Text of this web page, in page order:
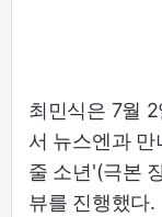
최민식은 7월
서 뉴스엔과
줄 소년'(극본
뷰를 진행했다.